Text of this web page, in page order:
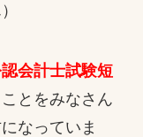
会計士試験短
とをみなさん
なっていま